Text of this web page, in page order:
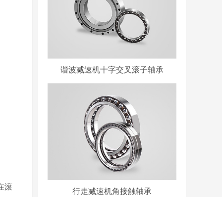
滚
谐波减速机十字交叉滚子轴承
行走减速机角接触轴承